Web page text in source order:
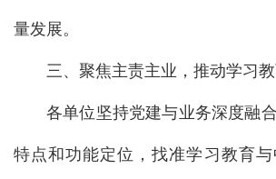
量发展。
三、聚焦主责主业，推动学习
各单位坚持党建与业务深度融
特点和功能定位，找准学习教育